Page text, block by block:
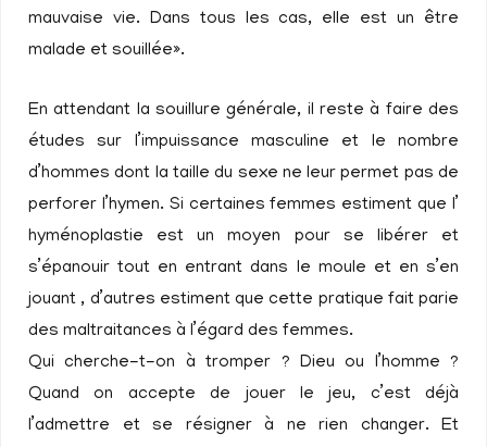
mauvaise vie. Dans tous les cas, elle est un être
malade et souillée».
En attendant la souillure générale, il reste à faire des
études sur l’impuissance masculine et le nombre
d’hommes dont la taille du sexe ne leur permet pas de
perforer l’hymen. Si certaines femmes estiment que l’
hyménoplastie est un moyen pour se libérer et
s’épanouir tout en entrant dans le moule et en s’en
jouant , d’autres estiment que cette pratique fait parie
des maltraitances à l’égard des femmes.
Qui cherche-t-on à tromper ? Dieu ou l’homme ?
Quand on accepte de jouer le jeu, c’est déjà
l’admettre et se résigner à ne rien changer. Et